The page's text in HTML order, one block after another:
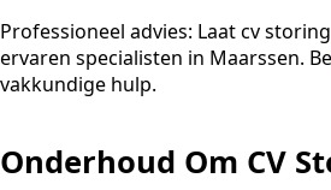
Professioneel advies: Laat cv
ervaren specialisten in Maarssen.
vakkundige hulp.
Onderhoud Om CV